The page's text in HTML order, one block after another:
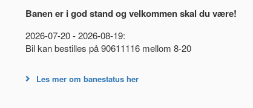
Banen er i god stand og velkommen skal du være!
2026-07-20 - 2026-08-19:
Bil kan bestilles på 90611116 mellom 8-20
Les mer om banestatus her